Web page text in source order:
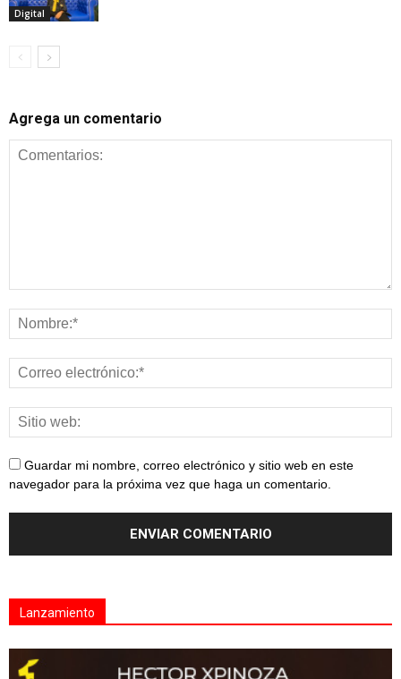
Digital
Agrega un comentario
Guardar mi nombre, correo electrónico y sitio web en este
navegador para la próxima vez que haga un comentario.
Lanzamiento